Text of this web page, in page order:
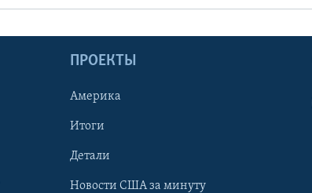
ПРОЕКТЫ
Америка
Итоги
Детали
Новости США за минуту